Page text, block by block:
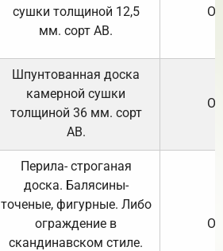
сушки толщиной 12,5
мм. сорт АВ.
Шпунтованная доска
камерной сушки
толщиной 36 мм. сорт
АВ.
Перила- строганая
доска. Балясины-
точеные, фигурные. Либо
ограждение в
скандинавском стиле.